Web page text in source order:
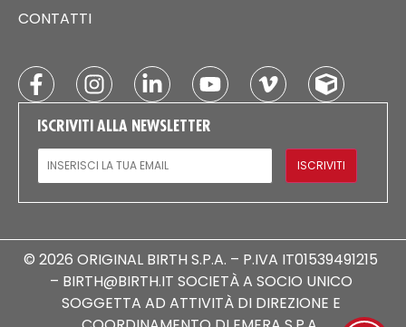
CONTATTI
ISCRIVITI ALLA NEWSLETTER
EMAIL
ISCRIVITI
© 2026 ORIGINAL BIRTH S.P.A. – P.IVA IT01539491215
– BIRTH@BIRTH.IT SOCIETÀ A SOCIO UNICO
SOGGETTA AD ATTIVITÀ DI DIREZIONE E